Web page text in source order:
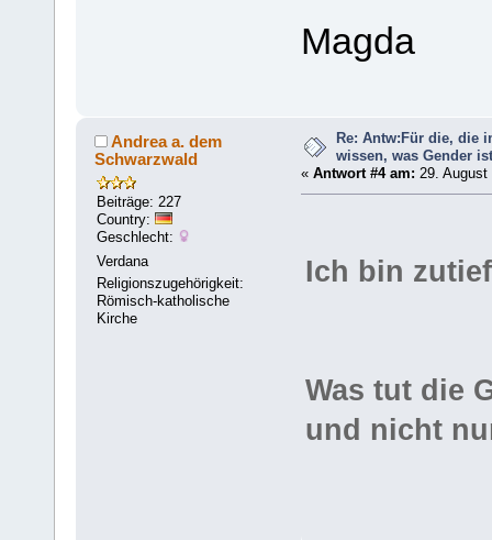
Magda
Andrea a. dem
Schwarzwald
Beiträge: 227
Country:
Geschlecht:
Verdana
Religionszugehörigkeit:
Römisch-katholische
Kirche
Re: Antw:Für die, die
wissen, was Gender
« Antwort #4 am: 29. August
Ich bin
Was tut die
und nicht